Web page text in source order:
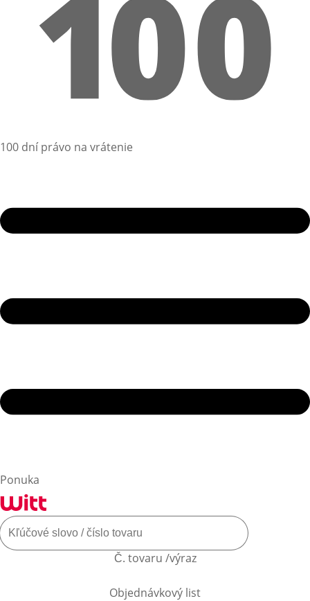
100 dní právo na vrátenie
Ponuka
Č. tovaru /výraz
Objednávkový list